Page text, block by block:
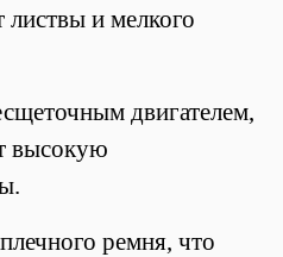
и мелкого
двигателем,
высокую
ремня, что